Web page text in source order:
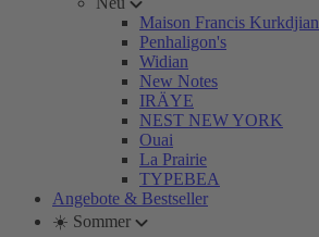
Maison Francis Kurkdjian
Penhaligon's
Widian
New Notes
IRÄYE
NEST NEW YORK
Ouai
La Prairie
TYPEBEA
Angebote & Bestseller
☀️ Sommer